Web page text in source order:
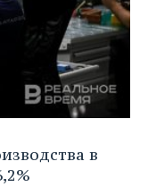
в